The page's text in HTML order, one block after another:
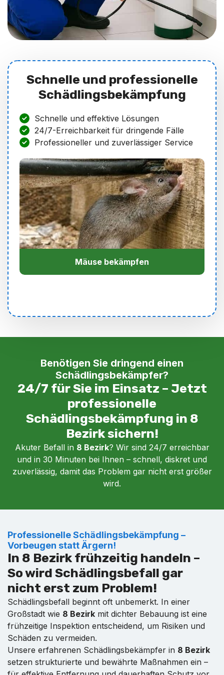
Schnelle und professionelle
Schädlingsbekämpfung
Schnelle und effektive Lösungen
24/7-Erreichbarkeit für dringende Fälle
Professioneller und zuverlässiger Service
Mäuse bekämpfen
Benötigen Sie dringend einen
Schädlingsbekämpfer?
24/7 für Sie im Einsatz – Jetzt
professionelle
Schädlingsbekämpfung in 8
Bezirk sichern!
Akuter Befall in 8 Bezirk? Wir sind 24/7 erreichbar
und in 30 Minuten bei Ihnen – schnell, diskret und
zuverlässig, damit das Problem gar nicht erst größer
wird.
Professionelle Schädlingsbekämpfung –
Vorbeugen statt Ärgern!
In 8 Bezirk frühzeitig handeln –
So wird Schädlingsbefall gar
nicht erst zum Problem!
Schädlingsbefall beginnt oft unbemerkt. In einer
Großstadt wie 8 Bezirk mit dichter Bebauung ist eine
frühzeitige Inspektion entscheidend, um Risiken und
Schäden zu vermeiden.
Unsere erfahrenen Schädlingsbekämpfer in 8 Bezirk
setzen strukturierte und bewährte Maßnahmen ein –